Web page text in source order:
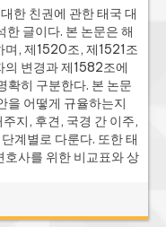
한 친권에 관한 태국 대
글이다. 본 논문은 해
며, 제1520조, 제1521조
변경과 제1582조에
확히 구분한다. 본 논문
을 어떻게 규율하는지
지, 후견, 국경 간 이주,
계별로 다룬다. 또한 태
호사를 위한 비교표와 상